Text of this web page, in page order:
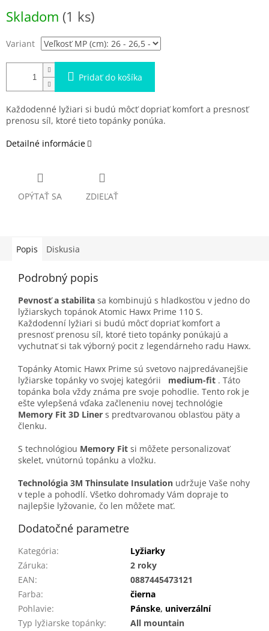
cena:
Skladom (1 ks)
Variant
Pridať do košíka
Každodenné lyžiari si budú môcť dopriať komfort a presnosť
prenosu síl, ktoré tieto topánky ponúka.
Detailné informácie
OPÝTAŤ SA ZDIEĽAŤ
Popis Diskusia
Podrobný popis
Pevnosť a stabilita sa kombinujú s hladkosťou v jedno do
lyžiarskych topánok Atomic Hawx Prime 110 S.
Každodenní lyžiari si budú môcť dopriať komfort a
presnosť prenosu síl, ktoré tieto topánky ponúkajú a
vychutnať si tak výborný pocit z legendárneho radu Hawx.
Topánky Atomic Hawx Prime sú svetovo najpredávanejšie
lyžiarske topánky vo svojej kategórii
medium-fit . Táto
topánka bola vždy známa pre svoje pohodlie. Tento rok je
ešte vylepšená vďaka začleneniu novej technológie
Memory Fit 3D Liner s predtvarovanou oblasťou päty a
členku.
S technológiou Memory Fit si môžete personalizovať
skelet, vnútornú topánku a vložku.
Technológia 3M Thinsulate Insulation udržuje Vaše nohy
v teple a pohodlí. Všetko dohromady Vám dopraje to
najlepšie lyžovanie, čo len môžete mať.
Dodatočné parametre
Kategória:
Lyžiarky
Záruka:
2 roky
EAN:
0887445473121
Farba:
čierna
Pohlavie: Pánske, univerzální
Typ lyžiarske topánky:
All mountain